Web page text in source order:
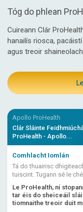
Tóg do phlean
Cuireann Clár
hanailís riosca,
agus treoir
Apollo ProHealth
Clár Sláinte
ProHealth - Apollo...
Comhlacht Iomlán
Tá do thuairisc
tuiscint. Tugann sé le
Le ProHealth, ní
tar éis do sheiceáil
tiomnaithe treoir duit